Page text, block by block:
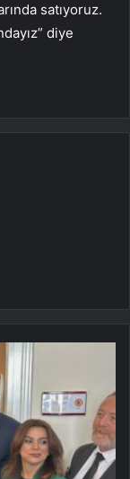
satıyoruz.
diye